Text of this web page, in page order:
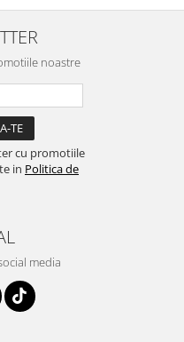
noastre
cu promotiile
in Politica de
media